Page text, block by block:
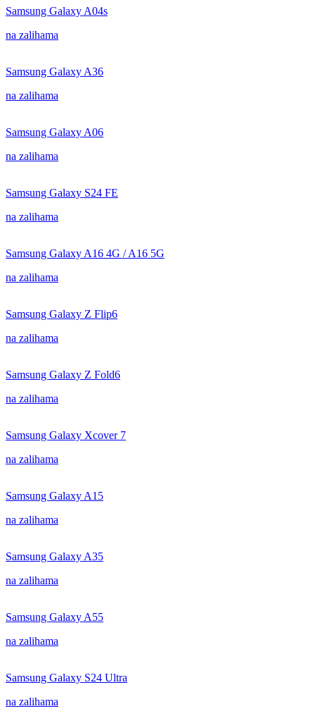
Samsung Galaxy A04s
na zalihama
Samsung Galaxy A36
na zalihama
Samsung Galaxy A06
na zalihama
Samsung Galaxy S24 FE
na zalihama
Samsung Galaxy A16 4G / A16 5G
na zalihama
Samsung Galaxy Z Flip6
na zalihama
Samsung Galaxy Z Fold6
na zalihama
Samsung Galaxy Xcover 7
na zalihama
Samsung Galaxy A15
na zalihama
Samsung Galaxy A35
na zalihama
Samsung Galaxy A55
na zalihama
Samsung Galaxy S24 Ultra
na zalihama